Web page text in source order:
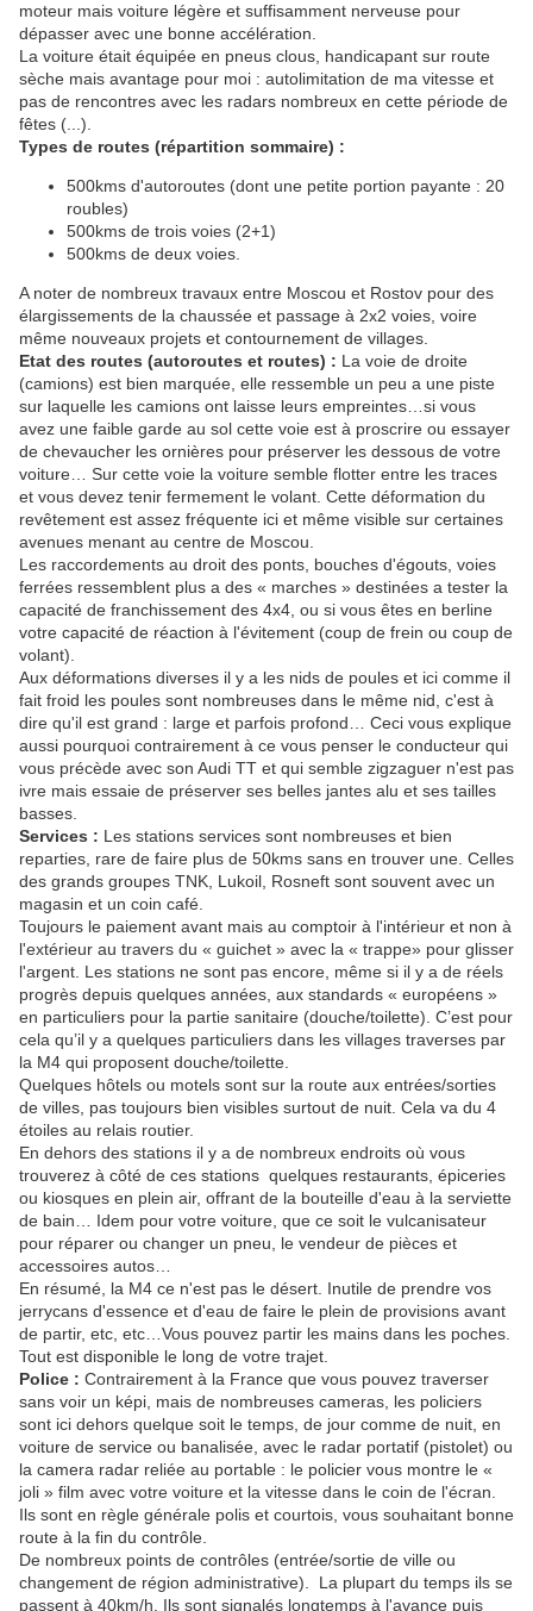
moteur mais voiture légère et suffisamment nerveuse pour
dépasser avec une bonne accélération.
La voiture était équipée en pneus clous, handicapant sur route
sèche mais avantage pour moi : autolimitation de ma vitesse et
pas de rencontres avec les radars nombreux en cette période de
fêtes (...).
Types de routes (répartition sommaire) :
500kms d'autoroutes (dont une petite portion payante : 20
roubles)
500kms de trois voies (2+1)
500kms de deux voies.
A noter de nombreux travaux entre Moscou et Rostov pour des
élargissements de la chaussée et passage à 2x2 voies, voire
même nouveaux projets et contournement de villages.
Etat des routes (autoroutes et routes) : La voie de droite
(camions) est bien marquée, elle ressemble un peu a une piste
sur laquelle les camions ont laisse leurs empreintes…si vous
avez une faible garde au sol cette voie est à proscrire ou essayer
de chevaucher les ornières pour préserver les dessous de votre
voiture… Sur cette voie la voiture semble flotter entre les traces
et vous devez tenir fermement le volant. Cette déformation du
revêtement est assez fréquente ici et même visible sur certaines
avenues menant au centre de Moscou.
Les raccordements au droit des ponts, bouches d'égouts, voies
ferrées ressemblent plus a des « marches » destinées a tester la
capacité de franchissement des 4x4, ou si vous êtes en berline
votre capacité de réaction à l'évitement (coup de frein ou coup de
volant).
Aux déformations diverses il y a les nids de poules et ici comme il
fait froid les poules sont nombreuses dans le même nid, c'est à
dire qu'il est grand : large et parfois profond… Ceci vous explique
aussi pourquoi contrairement à ce vous penser le conducteur qui
vous précède avec son Audi TT et qui semble zigzaguer n'est pas
ivre mais essaie de préserver ses belles jantes alu et ses tailles
basses.
Services : Les stations services sont nombreuses et bien
reparties, rare de faire plus de 50kms sans en trouver une. Celles
des grands groupes TNK, Lukoil, Rosneft sont souvent avec un
magasin et un coin café.
Toujours le paiement avant mais au comptoir à l'intérieur et non à
l'extérieur au travers du « guichet » avec la « trappe» pour glisser
l'argent. Les stations ne sont pas encore, même si il y a de réels
progrès depuis quelques années, aux standards « européens »
en particuliers pour la partie sanitaire (douche/toilette). C’est pour
cela qu’il y a quelques particuliers dans les villages traverses par
la M4 qui proposent douche/toilette.
Quelques hôtels ou motels sont sur la route aux entrées/sorties
de villes, pas toujours bien visibles surtout de nuit. Cela va du 4
étoiles au relais routier.
En dehors des stations il y a de nombreux endroits où vous
trouverez à côté de ces stations quelques restaurants, épiceries
ou kiosques en plein air, offrant de la bouteille d'eau à la serviette
de bain… Idem pour votre voiture, que ce soit le vulcanisateur
pour réparer ou changer un pneu, le vendeur de pièces et
accessoires autos…
En résumé, la M4 ce n'est pas le désert. Inutile de prendre vos
jerrycans d'essence et d'eau de faire le plein de provisions avant
de partir, etc, etc…Vous pouvez partir les mains dans les poches.
Tout est disponible le long de votre trajet.
Police : Contrairement à la France que vous pouvez traverser
sans voir un képi, mais de nombreuses cameras, les policiers
sont ici dehors quelque soit le temps, de jour comme de nuit, en
voiture de service ou banalisée, avec le radar portatif (pistolet) ou
la camera radar reliée au portable : le policier vous montre le «
joli » film avec votre voiture et la vitesse dans le coin de l'écran.
Ils sont en règle générale polis et courtois, vous souhaitant bonne
route à la fin du contrôle.
De nombreux points de contrôles (entrée/sortie de ville ou
changement de région administrative). La plupart du temps ils se
passent à 40km/h. Ils sont signalés longtemps à l'avance puis